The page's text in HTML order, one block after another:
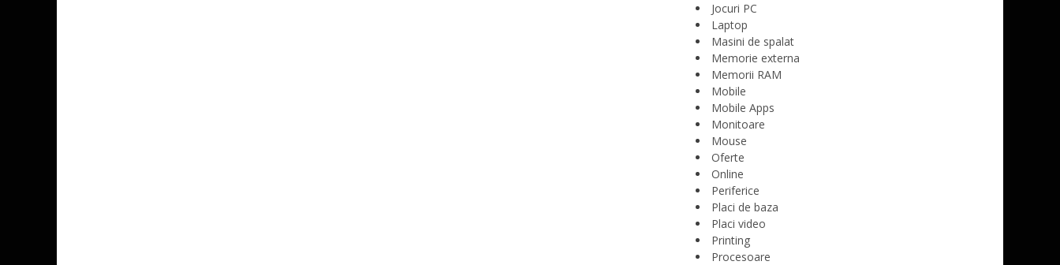
Jocuri PC
Laptop
Masini de spalat
Memorie externa
Memorii RAM
Mobile
Mobile Apps
Monitoare
Mouse
Oferte
Online
Periferice
Placi de baza
Placi video
Printing
Procesoare